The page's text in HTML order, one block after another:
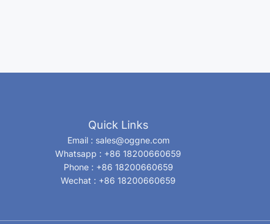
Quick Links
Email : sales@oggne.com
Whatsapp : +86 18200660659
Phone : +86 18200660659
Wechat : +86 18200660659